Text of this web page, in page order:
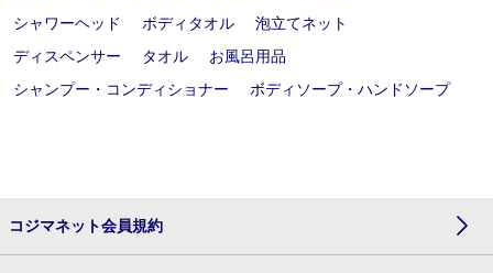
シャワーヘッド
ボディタオル
泡立てネット
ディスペンサー
タオル
お風呂用品
シャンプー・コンディショナー
ボディソープ・ハンドソープ
コジマネット会員規約